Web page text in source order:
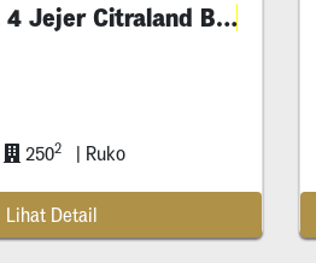
G-Walk Bisa 4 Jejer Citraland BuKris
2502 | Ruko
Lihat Detail